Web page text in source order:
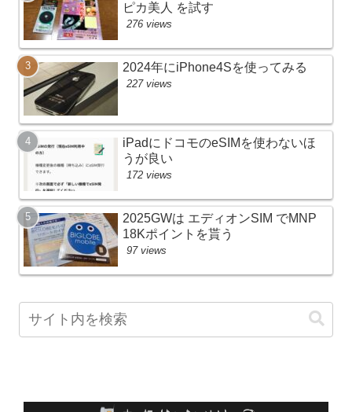
ピカ美人 を試す
276 views
2024年にiPhone4Sを使ってみる
227 views
iPadにドコモのeSIMを使わないほ
うが良い
172 views
2025GWは エディオンSIM でMNP
18Kポイントを貰う
97 views